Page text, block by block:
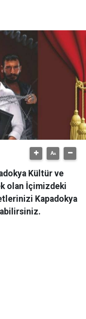
Kültür ve
olan İçimizdeki
Kapadokya